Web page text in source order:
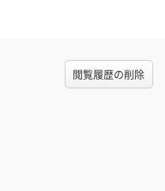
閲覧履歴の削除